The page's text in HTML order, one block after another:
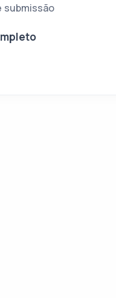
submissão